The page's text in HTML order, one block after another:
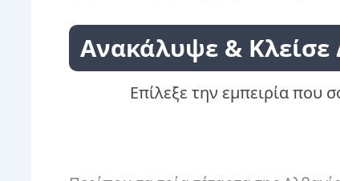
Ανακάλυψε & Κλείσε
Επίλεξε την εμπειρία που